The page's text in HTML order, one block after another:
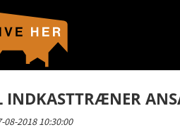
INDKASTTRÆNER
08-2018 10:30:00